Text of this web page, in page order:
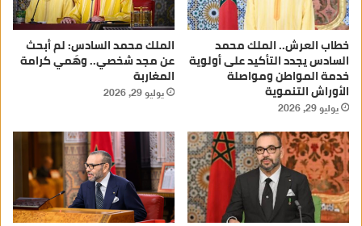
خطاب العرش.. الملك محمد
السادس يجدد التأكيد على أولوية
خدمة المواطن ومواصلة
الأوراش التنموية
يوليو 29, 2026
الملك محمد السادس: لم أبحث
عن مجد شخصي.. وهَمي كرامة
المغاربة
يوليو 29, 2026